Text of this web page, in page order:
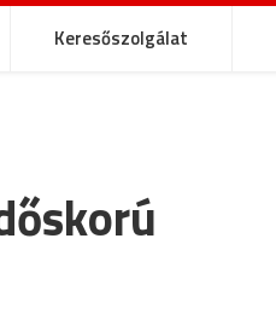
Keresőszolgálat